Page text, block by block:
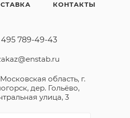
КОНТАКТЫ
495 789-49-43
область, г.
дер. Гольёво,
улица, 3